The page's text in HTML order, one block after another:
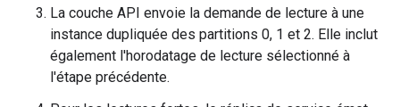
La couche API envoie la demande de lecture à une
instance dupliquée des partitions 0, 1 et 2. Elle inclut
également l'horodatage de lecture sélectionné à
l'étape précédente.